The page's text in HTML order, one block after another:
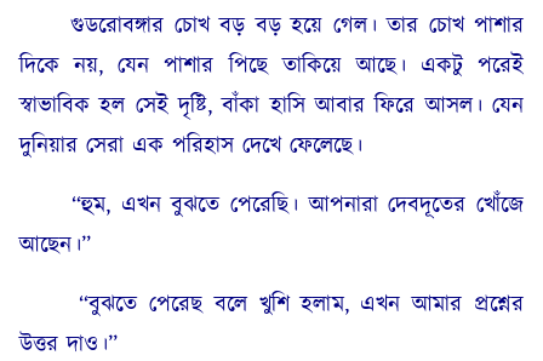
গুডরোবঙ্গার চোখ বড় বড় হয়ে গেল। তার চোখ পাশার
দিকে নয়, যেন পাশার পিছে তাকিয়ে আছে। একটু পরেই
স্বাভাবিক হল সেই দৃষ্টি, বাঁকা হাসি আবার ফিরে আসল। যেন
দুনিয়ার সেরা এক পরিহাস দেখে ফেলেছে।
“হুম, এখন বুঝতে পেরেছি। আপনারা দেবদূতের খোঁজে
আছেন।”
“বুঝতে পেরেছ বলে খুশি হলাম, এখন আমার প্রশ্নের
উত্তর দাও।”